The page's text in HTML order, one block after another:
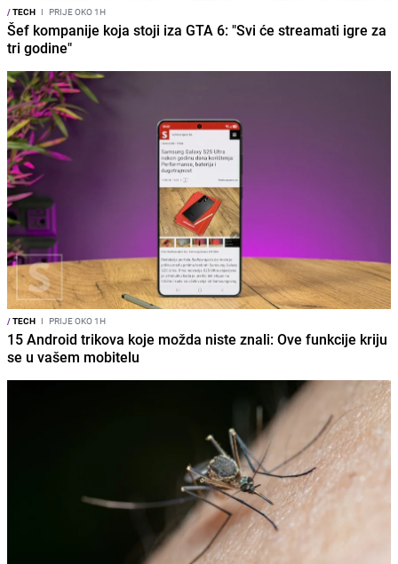
/TECH I PRIJE OKO 1H
Šef kompanije koja stoji iza GTA 6: "Svi će streamati igre za
tri godine"
/TECH I PRIJE OKO 1H
15 Android trikova koje možda niste znali: Ove funkcije kriju
se u vašem mobitelu